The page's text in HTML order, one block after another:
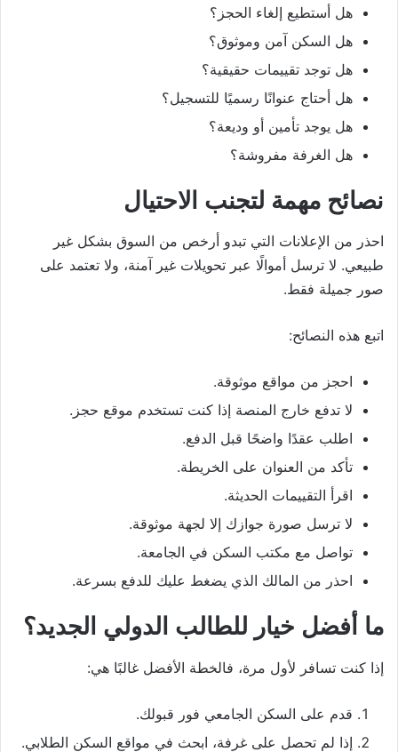
هل أستطيع إلغاء الحجز؟
هل السكن آمن وموثوق؟
هل توجد تقييمات حقيقية؟
هل أحتاج عنوانًا رسميًا للتسجيل؟
هل يوجد تأمين أو وديعة؟
هل الغرفة مفروشة؟
نصائح مهمة لتجنب الاحتيال
احذر من الإعلانات التي تبدو أرخص من السوق بشكل غير
طبيعي. لا ترسل أموالًا عبر تحويلات غير آمنة، ولا تعتمد على
صور جميلة فقط.
اتبع هذه النصائح:
احجز من مواقع موثوقة.
لا تدفع خارج المنصة إذا كنت تستخدم موقع حجز.
اطلب عقدًا واضحًا قبل الدفع.
تأكد من العنوان على الخريطة.
اقرأ التقييمات الحديثة.
لا ترسل صورة جوازك إلا لجهة موثوقة.
تواصل مع مكتب السكن في الجامعة.
احذر من المالك الذي يضغط عليك للدفع بسرعة.
ما أفضل خيار للطالب الدولي الجديد؟
إذا كنت تسافر لأول مرة، فالخطة الأفضل غالبًا هي:
قدم على السكن الجامعي فور قبولك.
إذا لم تحصل على غرفة، ابحث في مواقع السكن الطلابي.